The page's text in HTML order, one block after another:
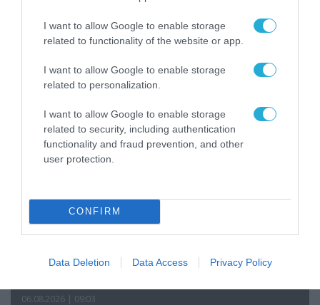
I want to allow Google to enable storage
related to functionality of the website or app.
I want to allow Google to enable storage
related to personalization.
I want to allow Google to enable storage
related to security, including authentication
functionality and fraud prevention, and other
user protection.
CONFIRM
Data Deletion Data Access Privacy Policy
06.08.2026 | 14:02
«Επιχείρηση ελεύθερα πεζοδρόμια» στην
Αθήνα: Απομακρύνθηκαν παράνομα
αντικείμενα από κοινόχρηστους χώρους
06.08.2026 | 09:03